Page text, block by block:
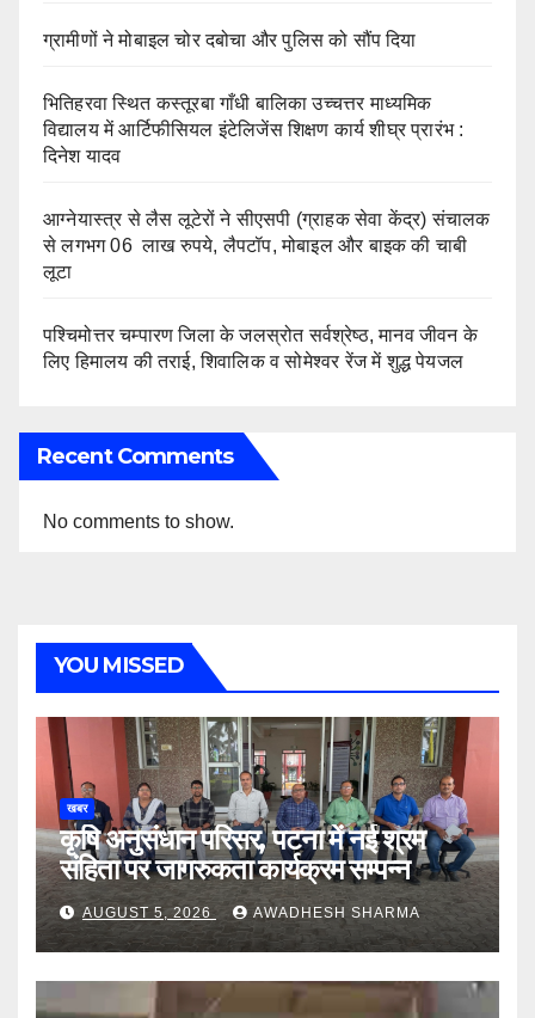
ग्रामीणों ने मोबाइल चोर दबोचा और पुलिस को सौंप दिया
भितिहरवा स्थित कस्तूरबा गाँधी बालिका उच्चत्तर माध्यमिक
विद्यालय में आर्टिफीसियल इंटेलिजेंस शिक्षण कार्य शीघ्र प्रारंभ :
दिनेश यादव
आग्नेयास्त्र से लैस लूटेरों ने सीएसपी (ग्राहक सेवा केंद्र) संचालक
से लगभग 06 लाख रुपये, लैपटॉप, मोबाइल और बाइक की चाबी
लूटा
पश्चिमोत्तर चम्पारण जिला के जलस्रोत सर्वश्रेष्ठ, मानव जीवन के
लिए हिमालय की तराई, शिवालिक व सोमेश्वर रेंज में शुद्ध पेयजल
Recent Comments
No comments to show.
YOU MISSED
खबर
कृषि अनुसंधान परिसर, पटना में नई श्रम
संहिता पर जागरुकता कार्यक्रम सम्पन्न
AUGUST 5, 2026 AWADHESH SHARMA